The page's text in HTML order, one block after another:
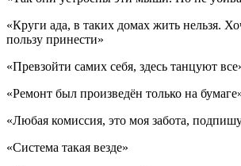
«Круги ада, в таких домах жить нельзя.
пользу принести»
«Превзойти самих себя, здесь танцуют
«Ремонт был произведён только на
«Любая комиссия, это моя забота,
«Система такая везде»